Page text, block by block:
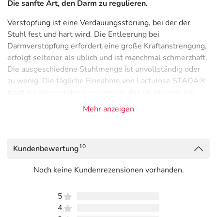
Die sanfte Art, den Darm zu regulieren.
Verstopfung ist eine Verdauungsstörung, bei der der
Stuhl fest und hart wird. Die Entleerung bei
Darmverstopfung erfordert eine große Kraftanstrengung,
erfolgt seltener als üblich und ist manchmal schmerzhaft.
Die ausgeschiedene Stuhlmenge ist unvollständig oder
zu wenig. Die tägliche Einnahme von Lactulose STADA®
Lactulose STADA® ist ein rezeptfreies Abführmittel, gut
Das abführende Medikament wird als Sirup
eingenommen und ist auch für Menschen geeignet, die
So wirkt Lactulose STADA®
Mehr anzeigen
Kundenbewertung10
Noch keine Kundenrezensionen vorhanden.
5
4